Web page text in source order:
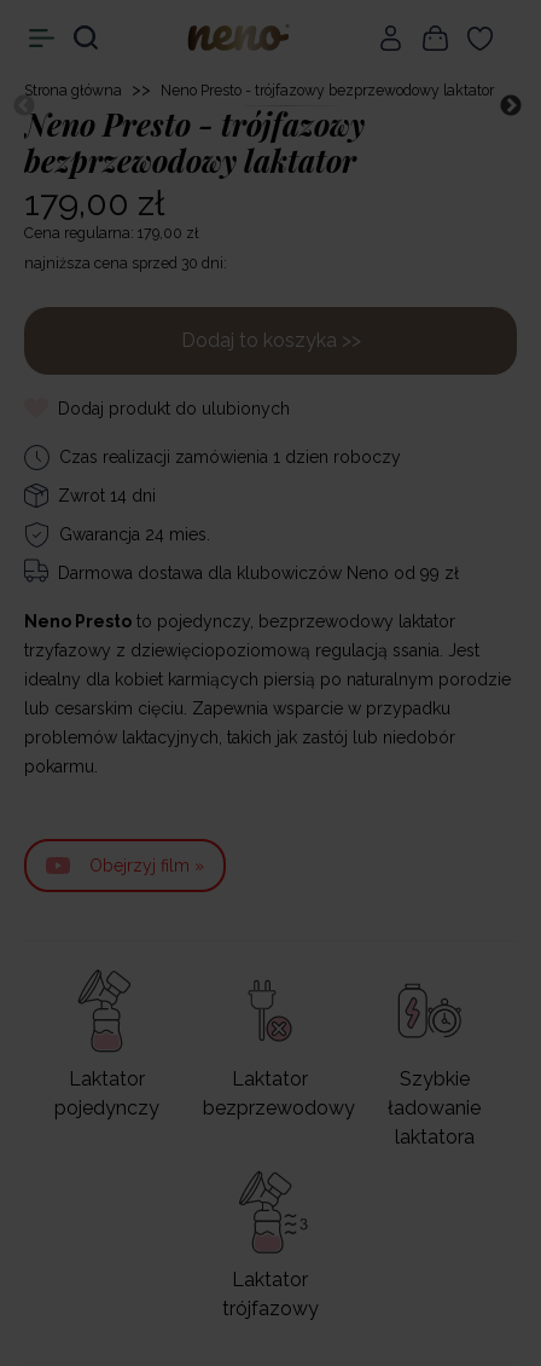
Strona główna >> Neno Presto - trójfazowy bezprzewodowy laktator
Neno Presto - trójfazowy
bezprzewodowy laktator
179,00 zł
Cena regularna: 179,00 zł
najniższa cena sprzed 30 dni:
Dodaj to koszyka >>
Dodaj produkt do ulubionych
Czas realizacji zamówienia 1 dzien roboczy
Zwrot 14 dni
Gwarancja 24 mies.
Darmowa dostawa dla klubowiczów Neno od 99 zł
Neno Presto to pojedynczy, bezprzewodowy laktator
trzyfazowy z dziewięciopoziomową regulacją ssania. Jest
idealny dla kobiet karmiących piersią po naturalnym porodzie
lub cesarskim cięciu. Zapewnia wsparcie w przypadku
problemów laktacyjnych, takich jak zastój lub niedobór
pokarmu.
Obejrzyj film »
Laktator
pojedynczy
Laktator
bezprzewodowy
Szybkie
ładowanie
laktatora
Laktator
trójfazowy